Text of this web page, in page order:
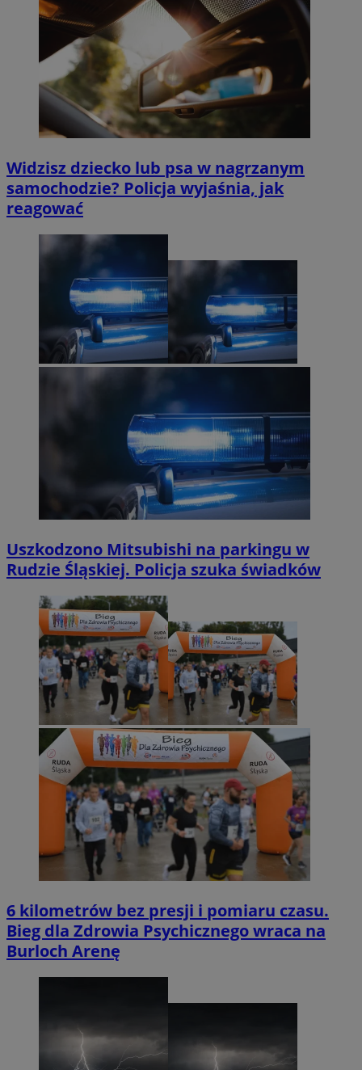
Widzisz dziecko lub psa w nagrzanym
samochodzie? Policja wyjaśnia, jak
reagować
Uszkodzono Mitsubishi na parkingu w
Rudzie Śląskiej. Policja szuka świadków
6 kilometrów bez presji i pomiaru czasu.
Bieg dla Zdrowia Psychicznego wraca na
Burloch Arenę